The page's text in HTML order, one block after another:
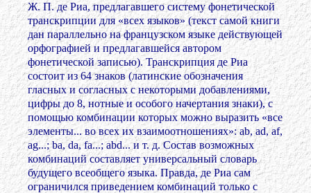
Ж. П. де Риа, предлагавшего систему фонетической
транскрипции для «всех языков» (текст самой книги
дан параллельно на французском языке действующей
орфографией и предлагавшейся автором
фонетической записью). Транскрипция де Риа
состоит из 64 знаков (латинские обозначения
гласных и согласных с некоторыми добавлениями,
цифры до 8, нотные и особого начертания знаки), с
помощью комбинации которых можно выразить «все
элементы... во всех их взаимоотношениях»: ab, ad, af,
ag...; ba, da, fa...; abd... и т. д. Состав возможных
комбинаций составляет универсальный словарь
будущего всеобщего языка. Правда, де Риа сам
ограничился приведением комбинаций только с